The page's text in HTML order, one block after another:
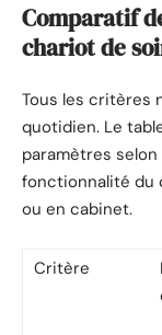
Comparatif
chariot de
Tous les critères
quotidien. Le
paramètres
fonctionnalité du
ou en cabinet.
Critère